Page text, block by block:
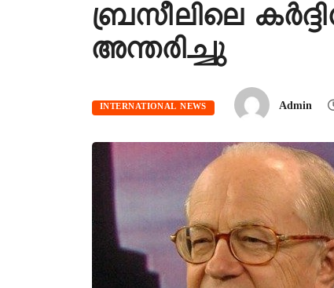
ബ്രസീലിലെ
അന്തരിച്ചു
INTERNATIONAL NEWS Admin